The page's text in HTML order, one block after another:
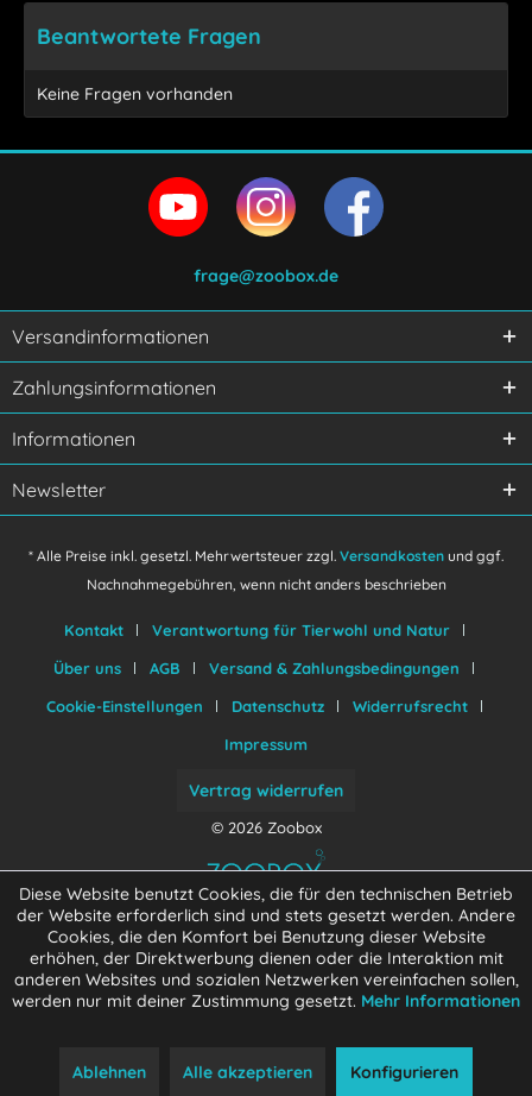
Ich habe die
verstanden und stimme zu.
Mit * gekennzeichnete Felder sind Pflichtfelder.
Senden
Beantwortete Fragen
Keine Fragen vorhanden
frage@zoobox.de
Versandinformationen
Zahlungsinformationen
Informationen
Newsletter
* Alle Preise inkl. gesetzl. Mehrwertsteuer zzgl. Versandkosten und ggf.
Nachnahmegebühren, wenn nicht anders beschrieben
Kontakt
Verantwortung für Tierwohl und Natur
Über uns
AGB
Versand & Zahlungsbedingungen
Cookie-Einstellungen
Datenschutz
Widerrufsrecht
Impressum
Vertrag widerrufen
© 2026 Zoobox
Diese Website benutzt Cookies, die für den technischen Betrieb
der Website erforderlich sind und stets gesetzt werden. Andere
Cookies, die den Komfort bei Benutzung dieser Website
erhöhen, der Direktwerbung dienen oder die Interaktion mit
anderen Websites und sozialen Netzwerken vereinfachen sollen,
werden nur mit deiner Zustimmung gesetzt. Mehr Informationen
Ablehnen Alle akzeptieren Konfigurieren